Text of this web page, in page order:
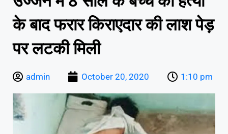
के बाद फरार किराएदार की लाश पेड़
पर लटकी मिली
admin October 20, 2020 1:10 pm